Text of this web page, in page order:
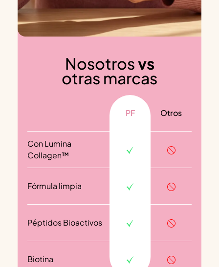
Nosotrosvs
otras marcas
PF Otros
Con Lumina
Collagen™
Fórmula limpia
Péptidos Bioactivos
Biotina